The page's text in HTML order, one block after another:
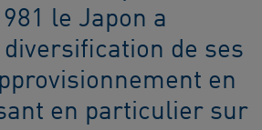
le Japon a
de ses
en
en particulier sur